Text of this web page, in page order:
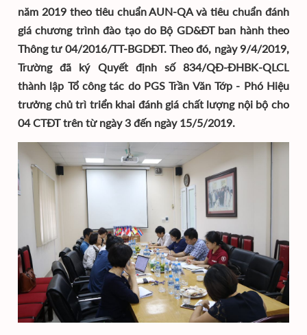
năm 2019 theo tiêu chuẩn AUN-QA và tiêu chuẩn đánh
giá chương trình đào tạo do Bộ GD&ĐT ban hành theo
Thông tư 04/2016/TT-BGDÐT. Theo đó, ngày 9/4/2019,
Trường đã ký Quyết định số 834/QĐ-ĐHBK-QLCL
thành lập Tổ công tác do PGS Trần Văn Tớp - Phó Hiệu
trưởng chủ trì triển khai đánh giá chất lượng nội bộ cho
04 CTĐT trên từ ngày 3 đến ngày 15/5/2019.